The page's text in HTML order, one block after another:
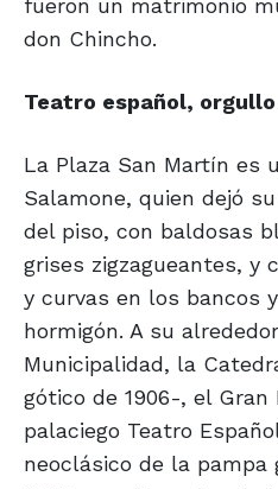
don Chincho.
Teatro español,
La Plaza San Martín es
Salamone, quien dejó
del piso, con baldosas
grises zigzagueantes, y
y curvas en los bancos
hormigón. A su
Municipalidad, la
gótico de 1906-, el Gran
palaciego Teatro
neoclásico de la pampa